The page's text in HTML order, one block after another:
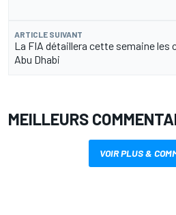
ARTICLE SUIVANT
La FIA détaillera cette semaine les
Abu Dhabi
MEILLEURS
VOIR PLUS &